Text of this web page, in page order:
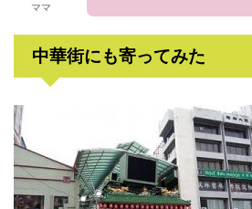
ママ
中華街にも寄ってみた